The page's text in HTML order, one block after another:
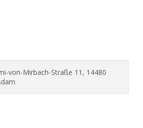
von-Mirbach-Straße 11, 14480